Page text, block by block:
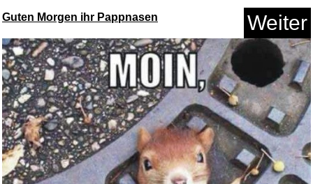
Anzeige
Guten Morgen ihr Pappnasen Weiter